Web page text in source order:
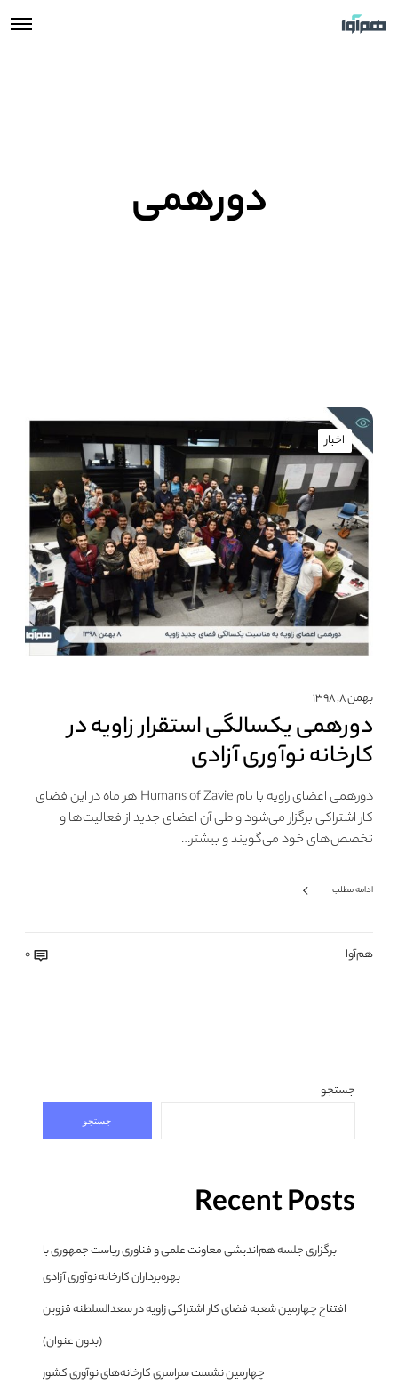
دورهمی
اخبار
بهمن ۸, ۱۳۹۸
دورهمی یکسالگی استقرار زاویه در
کارخانه نوآوری آزادی
دورهمی اعضای زاویه با نام Humans of Zavie هر ماه در این فضای
کار اشتراکی برگزار می‌شود و طی آن اعضای جدید از فعالیت‌ها و
تخصص‌های خود می‌گویند و بیشتر…
ادامه مطلب
هم‌آوا 0
جستجو
جستجو
Recent Posts
برگزاری جلسه هم‌اندیشی معاونت علمی و فناوری ریاست جمهوری با
بهره‌برداران کارخانه نوآوری آزادی
افتتاح چهارمین شعبه فضای کار اشتراکی زاویه در سعدالسلطنه قزوین
(بدون عنوان)
چهارمین نشست سراسری کارخانه‌های نوآوری کشور